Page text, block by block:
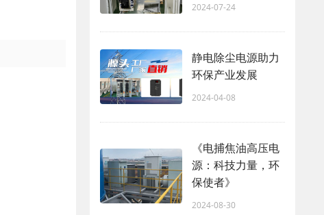
2024-07-24
静电除尘电源助力
环保产业发展
2024-04-08
《电捕焦油高压电
源：科技力量，环
保使者》
2024-08-30